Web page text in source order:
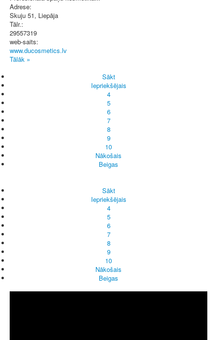
Adrese:
Skuju 51, Liepāja
Tālr.:
29557319
web-saits:
www.ducosmetics.lv
Tālāk »
Sākt
Iepriekšējais
4
5
6
7
8
9
10
Nākošais
Beigas
Sākt
Iepriekšējais
4
5
6
7
8
9
10
Nākošais
Beigas